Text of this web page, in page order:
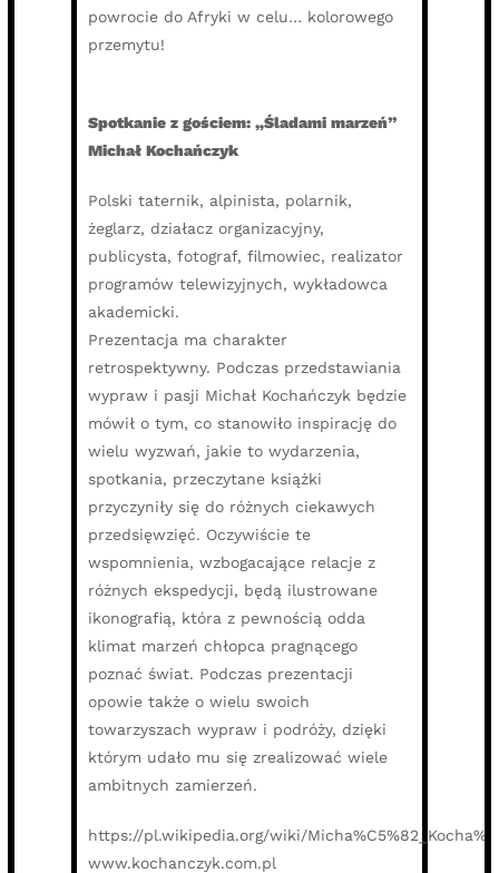
powrocie do Afryki w celu… kolorowego
przemytu!
Spotkanie z gościem: „Śladami marzeń”
Michał Kochańczyk
Polski taternik, alpinista, polarnik,
żeglarz, działacz organizacyjny,
publicysta, fotograf, filmowiec, realizator
programów telewizyjnych, wykładowca
akademicki.
Prezentacja ma charakter
retrospektywny. Podczas przedstawiania
wypraw i pasji Michał Kochańczyk będzie
mówił o tym, co stanowiło inspirację do
wielu wyzwań, jakie to wydarzenia,
spotkania, przeczytane książki
przyczyniły się do różnych ciekawych
przedsięwzięć. Oczywiście te
wspomnienia, wzbogacające relacje z
różnych ekspedycji, będą ilustrowane
ikonografią, która z pewnością odda
klimat marzeń chłopca pragnącego
poznać świat. Podczas prezentacji
opowie także o wielu swoich
towarzyszach wypraw i podróży, dzięki
którym udało mu się zrealizować wiele
ambitnych zamierzeń.
https://pl.wikipedia.org/wiki/
www.kochanczyk.com.pl